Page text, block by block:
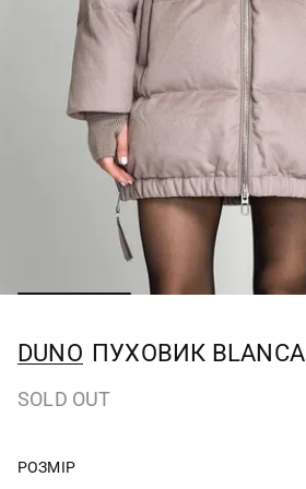
DUNO ПУХОВИК BLANCA
SOLD OUT
РОЗМІР